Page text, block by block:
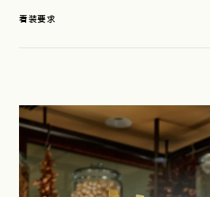
着装要求